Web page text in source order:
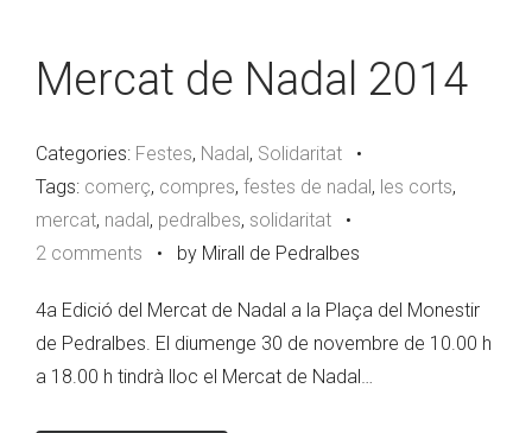
Mercat de Nadal 2014
Categories: Festes, Nadal, Solidaritat •
Tags: comerç, compres, festes de nadal, les corts,
mercat, nadal, pedralbes, solidaritat •
2 comments • by Mirall de Pedralbes
4a Edició del Mercat de Nadal a la Plaça del Monestir
de Pedralbes. El diumenge 30 de novembre de 10.00 h
a 18.00 h tindrà lloc el Mercat de Nadal…